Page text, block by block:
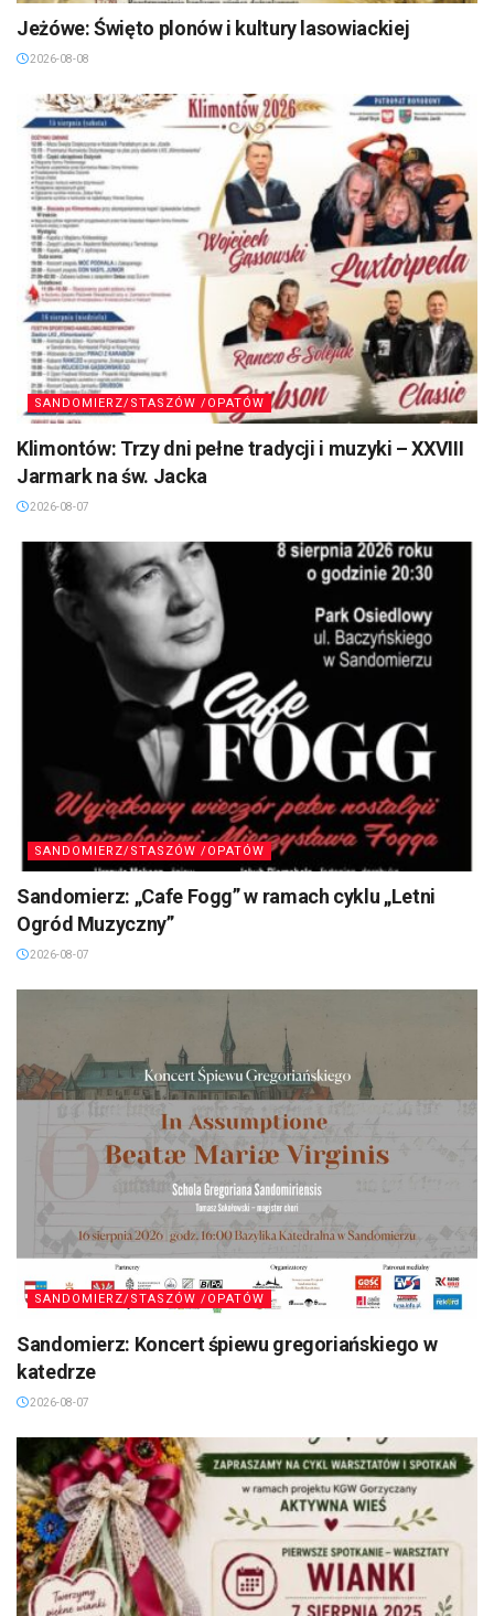
Jeżówe: Święto plonów i kultury lasowiackiej
2026-08-08
SANDOMIERZ/STASZÓW /OPATÓW
Klimontów: Trzy dni pełne tradycji i muzyki – XXVIII
Jarmark na św. Jacka
2026-08-07
SANDOMIERZ/STASZÓW /OPATÓW
Sandomierz: „Cafe Fogg” w ramach cyklu „Letni
Ogród Muzyczny”
2026-08-07
SANDOMIERZ/STASZÓW /OPATÓW
Sandomierz: Koncert śpiewu gregoriańskiego w
katedrze
2026-08-07